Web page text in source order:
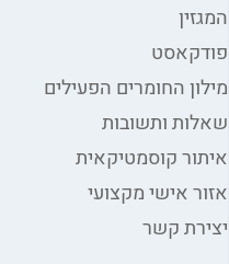
המגזין
פודקאסט
מילון החומרים הפעילים
שאלות ותשובות
איתור קוסמטיקאית
אזור אישי מקצועי
יצירת קשר